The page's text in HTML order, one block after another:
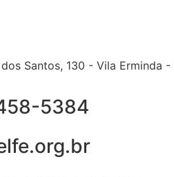
Santos, 130 - Vila Erminda -
5384